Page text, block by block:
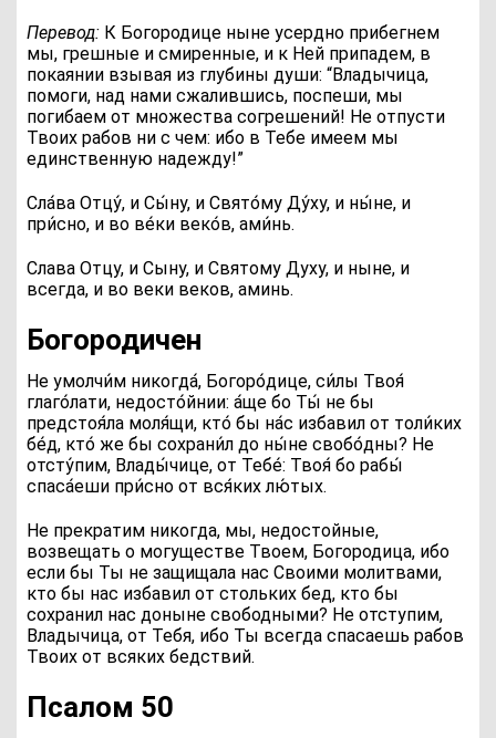
Перевод: К Богородице ныне усердно прибегнем
мы, грешные и смиренные, и к Ней припадем, в
покаянии взывая из глубины души: “Владычица,
помоги, над нами сжалившись, поспеши, мы
погибаем от множества согрешений! Не отпусти
Твоих рабов ни с чем: ибо в Тебе имеем мы
единственную надежду!”
Сла́ва Отцу́, и Сы́ну, и Свято́му Ду́ху, и ны́не, и
при́сно, и во ве́ки веко́в, ами́нь.
Слава Отцу, и Сыну, и Святому Духу, и ныне, и
всегда, и во веки веков, аминь.
Богородичен
Не умолчи́м никогда́, Богоро́дице, си́лы Твоя́
глаго́лати, недосто́йнии: а́ще бо Ты́ не бы
предстоя́ла моля́щи, кто́ бы на́с избaвил от толи́ких
бе́д, кто́ же бы сохрани́л до ны́не свобо́дны? Не
отсту́пим, Влады́чице, от Тебе́: Твоя́ бо рабы́
спаса́еши при́сно от вся́ких лю́тых.
Не прекратим никогда, мы, недостойные,
возвещать о могуществе Твоем, Богородица, ибо
если бы Ты не защищала нас Своими молитвами,
кто бы нас избавил от стольких бед, кто бы
сохранил нас доныне свободными? Не отступим,
Владычица, от Тебя, ибо Ты всегда спасаешь рабов
Твоих от всяких бедствий.
Псалом 50